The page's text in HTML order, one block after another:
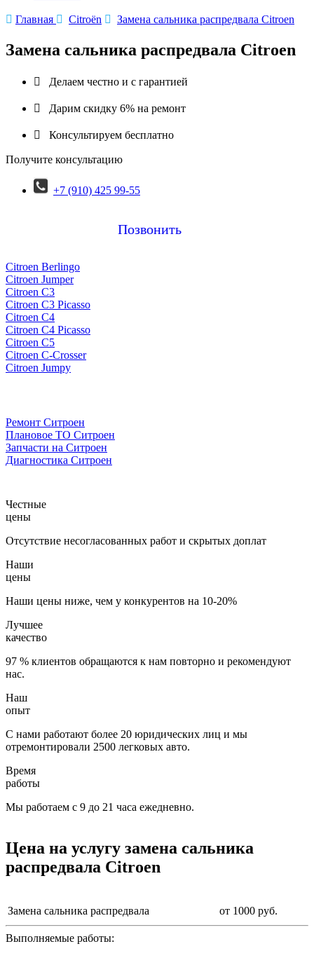
 Главная  Citroën  Замена сальника распредвала Citroen
Замена сальника распредвала Citroen
 Делаем честно и с гарантией
 Дарим скидку 6% на ремонт
 Консультируем бесплатно
Получите консультацию
+7 (910) 425 99-55
Позвонить
Citroen Berlingo
Citroen Jumper
Citroen C3
Citroen C3 Picasso
Citroen C4
Citroen C4 Picasso
Citroen C5
Citroen C-Crosser
Citroen Jumpy
Ремонт Ситроен
Плановое ТО Ситроен
Запчасти на Ситроен
Диагностика Ситроен
Честные
цены
Отсутствие несогласованных работ и скрытых доплат
Наши
цены
Наши цены ниже, чем у конкурентов на 10-20%
Лучшее
качество
97 % клиентов обращаются к нам повторно и рекомендуют
нас.
Наш
опыт
С нами работают более 20 юридических лиц и мы
отремонтировали 2500 легковых авто.
Время
работы
Мы работаем с 9 до 21 часа ежедневно.
Цена на услугу замена сальника
распредвала Citroen
Замена сальника распредвала от 1000 руб.
Выполняемые работы: